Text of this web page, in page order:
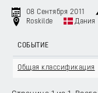
08 Сентября 2011
Roskilde
Дания
СОБЫТИЕ
Общая классификация